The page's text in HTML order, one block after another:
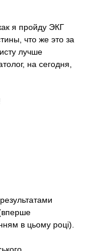
я пройду ЭКГ
что же это за
лучше
на сегодня,
в цьому році).